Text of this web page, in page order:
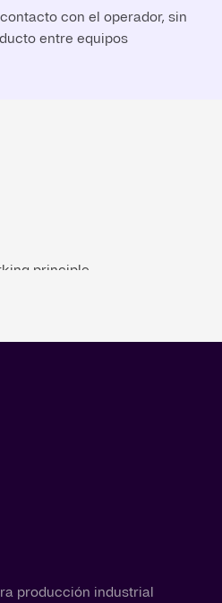
con el operador, sin
entre equipos
principle
producción industrial